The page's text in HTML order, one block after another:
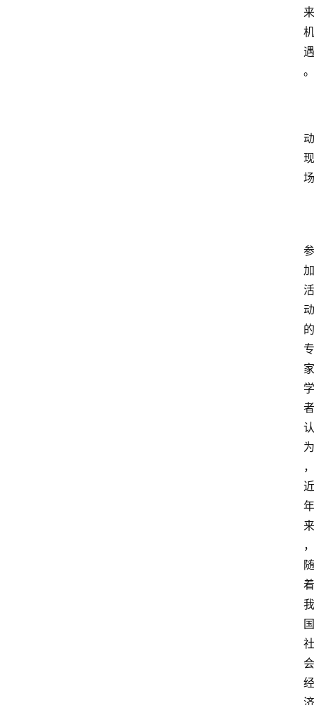
来
机
遇
。
动
现
场
参
加
活
动
的
专
家
学
者
认
为
，
近
年
来
，
随
着
我
国
社
会
经
济